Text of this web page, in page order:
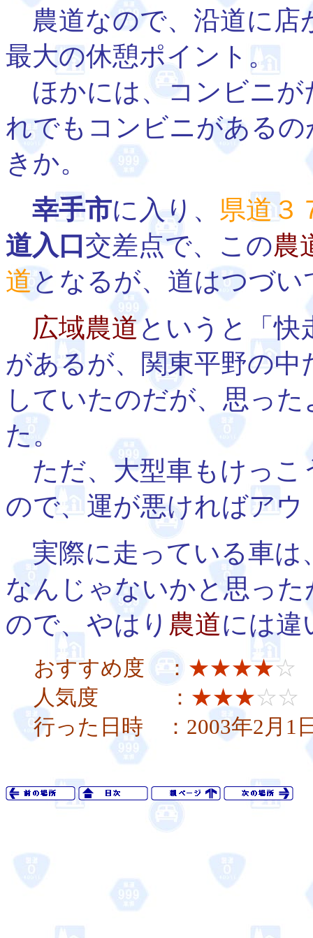
農道なので、沿道に店
最大の休憩ポイント。
ほかには、コンビニが
れでもコンビニがある
きか。
幸手市に入り、 県道３
道入口 交差点で、この農
道 となるが、道はつづい
広域農道というと「快
があるが、関東平野の
していたのだが、思っ
た。
ただ、大型車もけっこ
ので、運が悪ければア
実際に走っている車は
なんじゃないかと思っ
ので、やはり 農道には違
おすすめ度 ： ★★★★☆
人気度 ： ★★★☆☆
行った日時 ：2003年2月1